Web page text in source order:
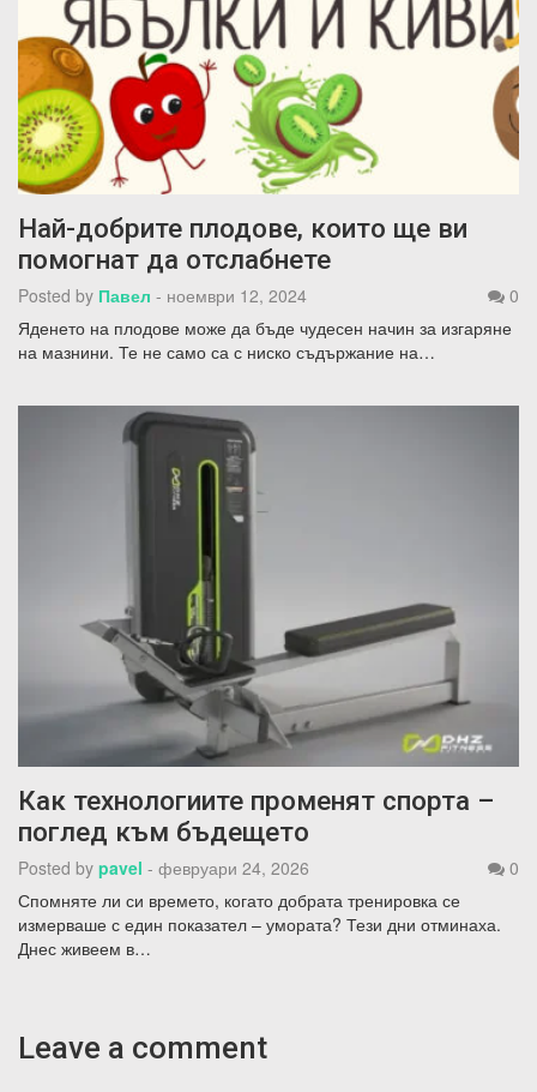
Най-добрите плодове, които ще ви
помогнат да отслабнете
Posted by Павел - ноември 12, 2024
0
Яденето на плодове може да бъде чудесен начин за изгаряне
на мазнини. Те не само са с ниско съдържание на…
Как технологиите променят спорта –
поглед към бъдещето
Posted by pavel - февруари 24, 2026
0
Спомняте ли си времето, когато добрата тренировка се
измерваше с един показател – умората? Тези дни отминаха.
Днес живеем в…
Leave a comment